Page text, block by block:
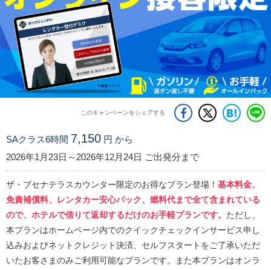
このキャンペーンをシェアする
SAクラス6時間 7,150 円 から
2026年1月23日～2026年12月24日 ご出発分まで
ザ・ブセナテラスカウンター限定のお得なプラン登場！ 基本料金、
免責補償料、レンタカー安心パック、燃料代まで全て含まれている
ので、ホテルで借りて返却するだけのお手軽プランです。 ただし、
本プランはホームページ内でのクイックチェックインサービス申し
込みおよびネットクレジット決済、セルフスタートをご了承いただ
いたお客さまのみご利用可能なプランです。また本プランはオンラ